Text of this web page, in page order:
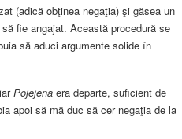
(adică obţinea negaţia) şi găsea un
fie angajat. Această procedură se
să aduci argumente solide în
Pojejena era departe, suficient de
apoi să mă duc să cer negaţia de la